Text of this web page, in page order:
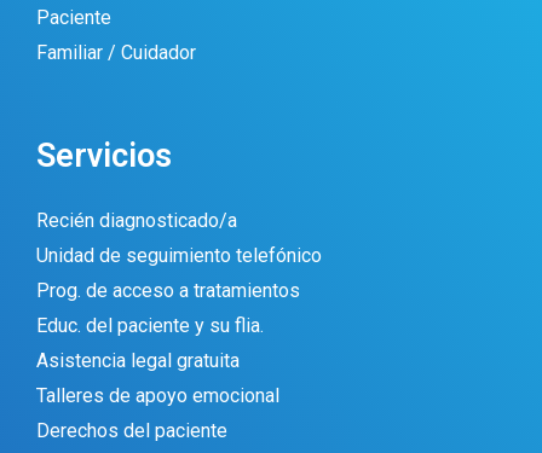
Paciente
Familiar / Cuidador
Servicios
Recién diagnosticado/a
Unidad de seguimiento telefónico
Prog. de acceso a tratamientos
Educ. del paciente y su flia.
Asistencia legal gratuita
Talleres de apoyo emocional
Derechos del paciente